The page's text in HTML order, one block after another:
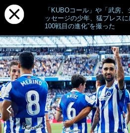
「KUBOコール」や「武房
ッセージの少年、猛プレス
100戦目の進化”を撮った